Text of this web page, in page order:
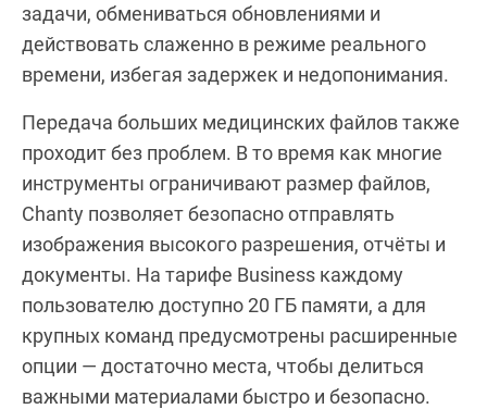
задачи, обмениваться обновлениями и
действовать слаженно в режиме реального
времени, избегая задержек и недопонимания.
Передача больших медицинских файлов также
проходит без проблем. В то время как многие
инструменты ограничивают размер файлов,
Chanty позволяет безопасно отправлять
изображения высокого разрешения, отчёты и
документы. На тарифе Business каждому
пользователю доступно 20 ГБ памяти, а для
крупных команд предусмотрены расширенные
опции — достаточно места, чтобы делиться
важными материалами быстро и безопасно.